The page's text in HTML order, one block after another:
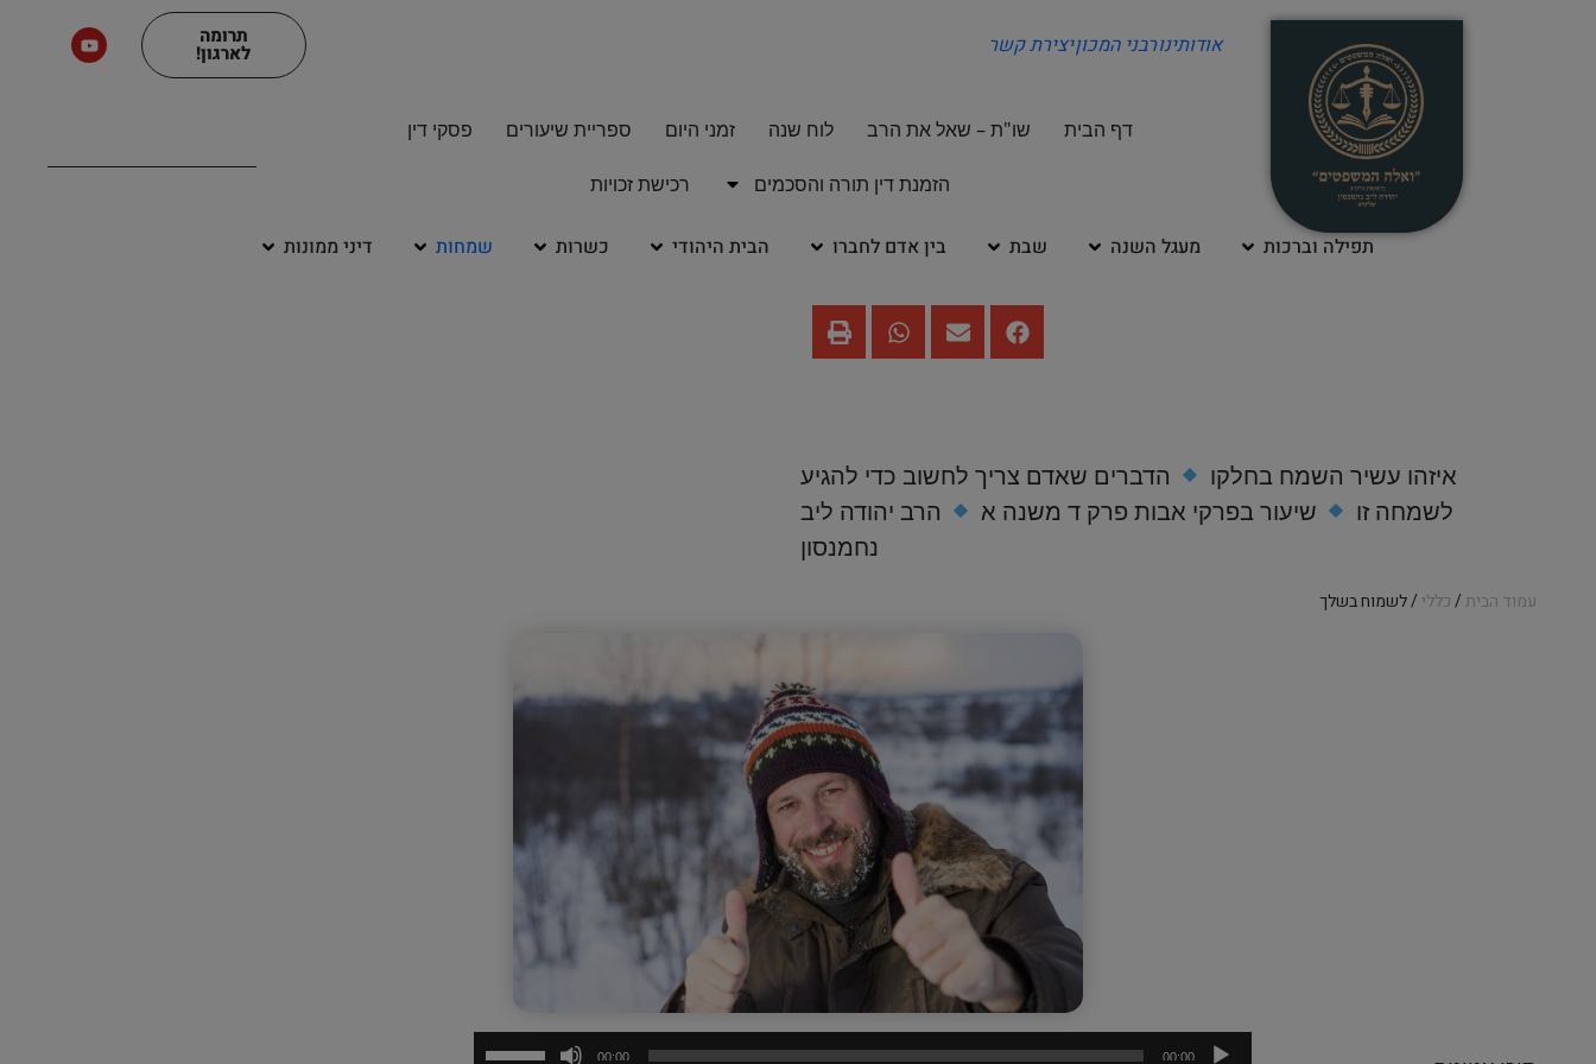
אודותינורבני המכוןיצירת קשר תרומה
לארגון!
דף הבית שו"ת – שאל את הרב לוח שנה זמני היום ספריית שיעורים פסקי דין
הזמנת דין תורה והסכמים רכישת זכויות
תפילה וברכות מעגל השנה שבת בין אדם לחברו הבית היהודי כשרות שמחות דיני ממונות
איזהו עשיר השמח בחלקו
הדברים שאדם צריך לחשוב כדי להגיע
לשמחה זו
שיעור בפרקי אבות פרק ד משנה א
הרב יהודה ליב
נחמנסון
עמוד הבית/כללי/ לשמוח בשלך
00:00
00:00